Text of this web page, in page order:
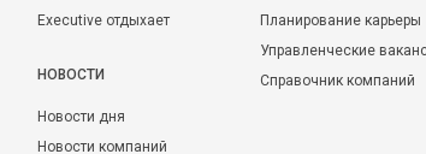
Executive отдыхает
НОВОСТИ
Новости дня
Новости компаний
Планирование карьеры
Управленческие
Справочник компаний